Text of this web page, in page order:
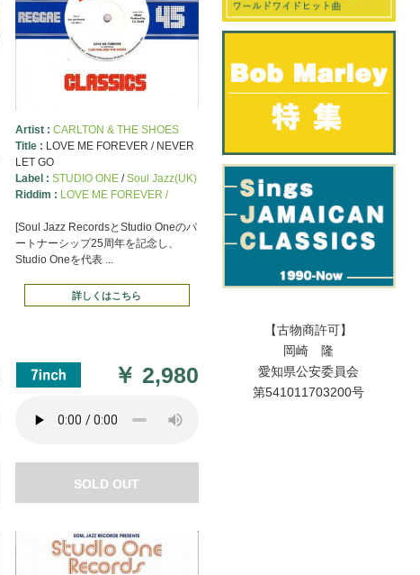
Artist : CARLTON & THE SHOES
Title : LOVE ME FOREVER / NEVER
LET GO
Label : STUDIO ONE/Soul Jazz(UK)
Riddim : LOVE ME FOREVER /
[Soul Jazz RecordsとStudio Oneのパ
ートナーシップ25周年を記念し、
Studio Oneを代表 ...
詳しくはこちら
￥ 2,980
SOLD OUT
【古物商許可】
岡崎 隆
愛知県公安委員会
第541011703200号